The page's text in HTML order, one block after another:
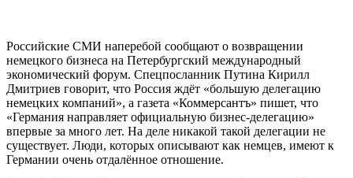
Российские СМИ наперебой сообщают о возвращении
немецкого бизнеса на Петербургский международный
экономический форум. Спецпосланник Путина Кирилл
Дмитриев говорит, что Россия ждёт «большую делегацию
немецких компаний», а газета «Коммерсантъ» пишет, что
«Германия направляет официальную бизнес-делегацию»
впервые за много лет. На деле никакой такой делегации не
существует. Люди, которых описывают как немцев, имеют к
Германии очень отдалённое отношение.